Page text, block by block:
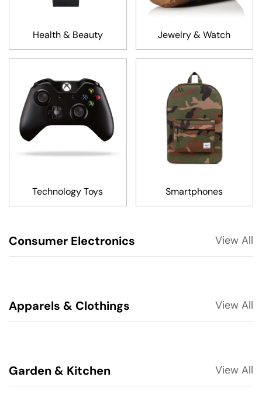
Health & Beauty
Technology Toys
Jewelry & Watch
Smartphones
Consumer Electronics View All
Apparels & Clothings View All
Garden & Kitchen View All